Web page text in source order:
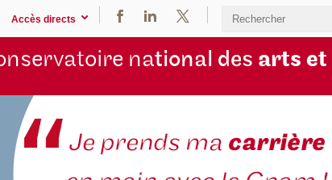
Accès directs
national des arts et